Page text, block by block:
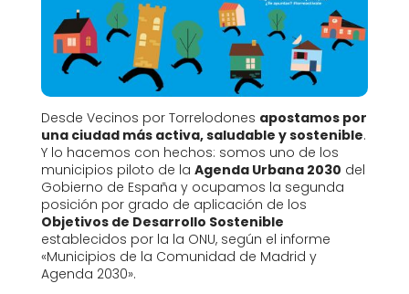
Desde Vecinos por Torrelodones apostamos por
una ciudad más activa, saludable y sostenible.
Y lo hacemos con hechos: somos uno de los
municipios piloto de la Agenda Urbana 2030 del
Gobierno de España y ocupamos la segunda
posición por grado de aplicación de los
Objetivos de Desarrollo Sostenible
establecidos por la la ONU, según el informe
«Municipios de la Comunidad de Madrid y
Agenda 2030».